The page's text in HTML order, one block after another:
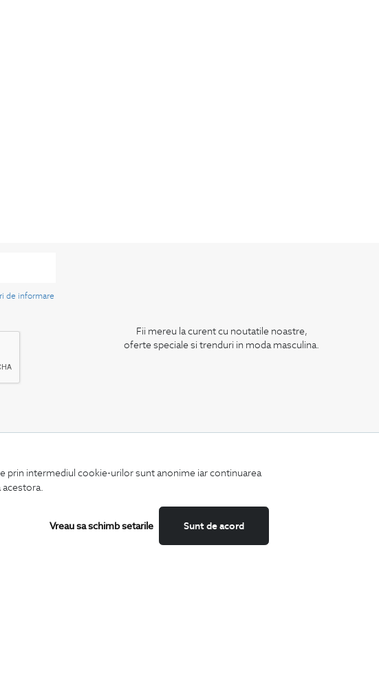
prin intermediul cookie-urilor sunt anonime iar continuarea
Sunt de acord
Vreau sa schimb setarile
de informare
Fii mereu la curent cu noutatile noastre,
oferte speciale si trenduri in moda masculina.
Camasi
Incaltaminte
Pantaloni